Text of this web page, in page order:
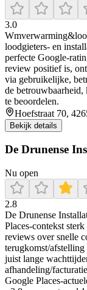
3.0
loodgieters- en
perfecte Google-
review positief is,
via gebruikelijke,
de betrouwbaarheid,
te beoordelen.
Hoefstraat 70,
Bekijk details
De Drunense
Nu open
2.8
De Drunense
Places-contekst
reviews over snelle
terugkomst/
juist lange
afhandeling/
Google Places-